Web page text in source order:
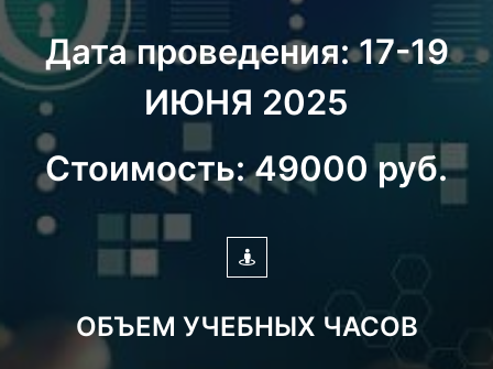
Дата проведения: 17-19
ИЮНЯ 2025
Стоимость: 49000 руб.
ОБЪЕМ УЧЕБНЫХ ЧАСОВ